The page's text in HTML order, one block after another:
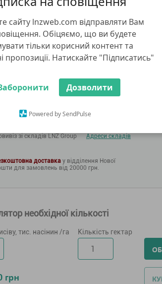
сайту lnzweb.com відправляти Вам
Обіцяємо, що ви будете
тільки корисний контент та
пропозиції. Натискайте "Підписатись"
Дозволити
Powered by SendPulse
грн
га
зі складів LNZ Group
Адреси складів
доставка у відділення Нової
для замовлень від 20000 грн.
необхідної кількості
тис. насінин /га Кількість гектар
грн